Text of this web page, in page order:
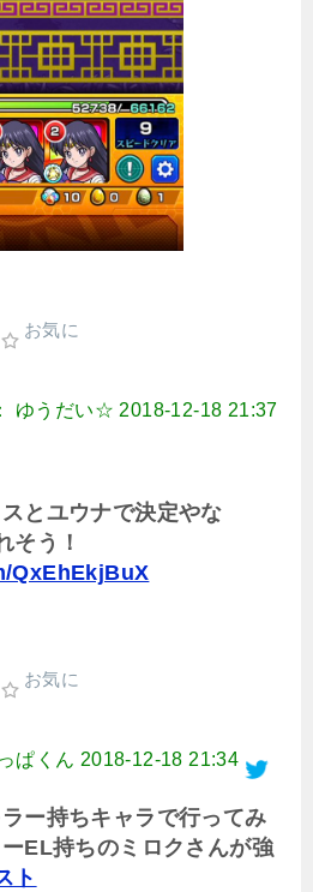
お気に
ゆうだい☆ 2018-12-18 21:37
とユウナで決定やな
そう！
QxEhEkjBuX
お気に
ぱくん 2018-12-18 21:34
ー持ちキャラで行ってみ
EL持ちのミロクさんが強
ト